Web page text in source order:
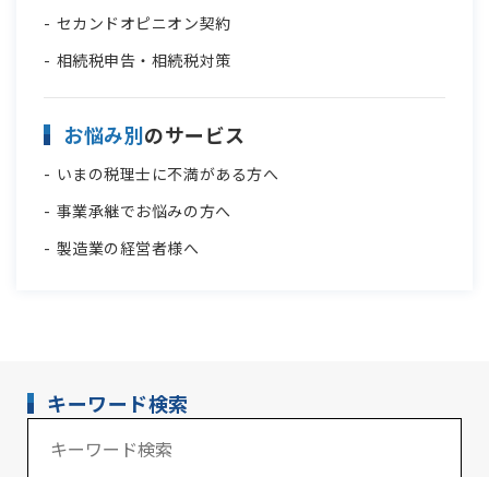
セカンドオピニオン契約
相続税申告・相続税対策
お悩み別のサービス
いまの税理士に不満がある方へ
事業承継でお悩みの方へ
製造業の経営者様へ
キーワード検索